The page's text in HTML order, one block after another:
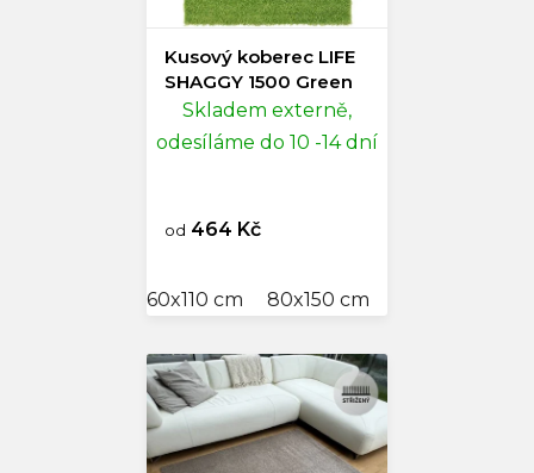
Kusový koberec LIFE
SHAGGY 1500 Green
Skladem externě,
odesíláme do 10 -14 dní
od 464 Kč
60x110 cm 80x150 cm